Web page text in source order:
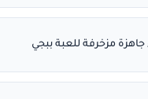
مزخرفة للعبة ببجي